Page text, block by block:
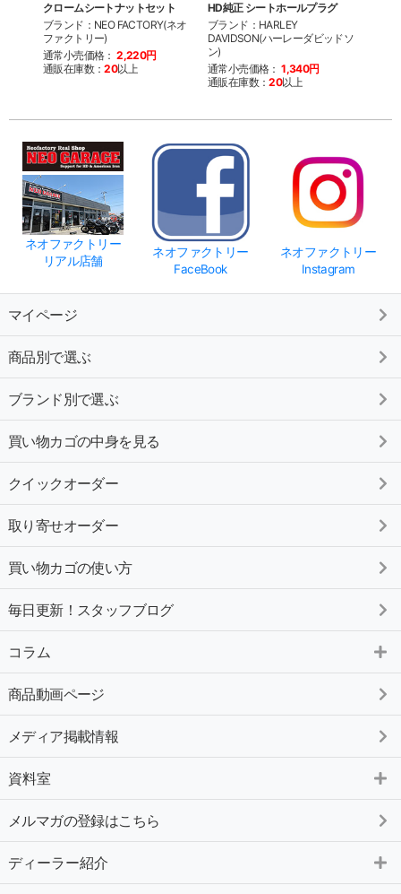
クロームシートナットセット
ブランド：NEO FACTORY(ネオ
ファクトリー)
通常小売価格： 2,220円
通販在庫数：20以上
HD純正 シートホールプラグ
ブランド：HARLEY
DAVIDSON(ハーレーダビッドソ
ン)
通常小売価格： 1,340円
通販在庫数：20以上
ネオファクトリー
リアル店舗
ネオファクトリー
FaceBook
ネオファクトリー
Instagram
マイページ
商品別で選ぶ
ブランド別で選ぶ
買い物カゴの中身を見る
クイックオーダー
取り寄せオーダー
買い物カゴの使い方
毎日更新！スタッフブログ
コラム
商品動画ページ
メディア掲載情報
資料室
メルマガの登録はこちら
ディーラー紹介